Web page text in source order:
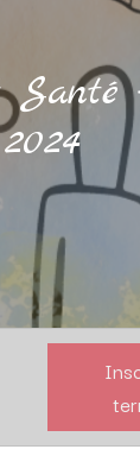
Santé
2024